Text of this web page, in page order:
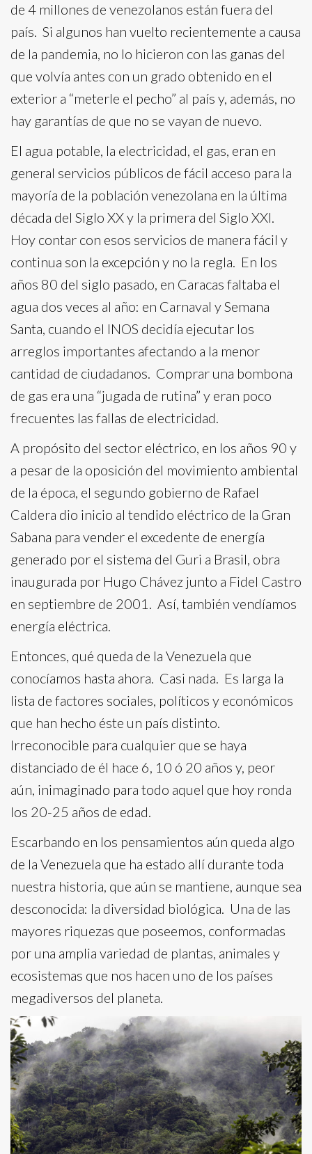
de 4 millones de venezolanos están fuera del
país. Si algunos han vuelto recientemente a causa
de la pandemia, no lo hicieron con las ganas del
que volvía antes con un grado obtenido en el
exterior a “meterle el pecho” al país y, además, no
hay garantías de que no se vayan de nuevo.
El agua potable, la electricidad, el gas, eran en
general servicios públicos de fácil acceso para la
mayoría de la población venezolana en la última
década del Siglo XX y la primera del Siglo XXI.
Hoy contar con esos servicios de manera fácil y
continua son la excepción y no la regla. En los
años 80 del siglo pasado, en Caracas faltaba el
agua dos veces al año: en Carnaval y Semana
Santa, cuando el INOS decidía ejecutar los
arreglos importantes afectando a la menor
cantidad de ciudadanos. Comprar una bombona
de gas era una “jugada de rutina” y eran poco
frecuentes las fallas de electricidad.
A propósito del sector eléctrico, en los años 90 y
a pesar de la oposición del movimiento ambiental
de la época, el segundo gobierno de Rafael
Caldera dio inicio al tendido eléctrico de la Gran
Sabana para vender el excedente de energía
generado por el sistema del Guri a Brasil, obra
inaugurada por Hugo Chávez junto a Fidel Castro
en septiembre de 2001. Así, también vendíamos
energía eléctrica.
Entonces, qué queda de la Venezuela que
conocíamos hasta ahora. Casi nada. Es larga la
lista de factores sociales, políticos y económicos
que han hecho éste un país distinto.
Irreconocible para cualquier que se haya
distanciado de él hace 6, 10 ó 20 años y, peor
aún, inimaginado para todo aquel que hoy ronda
los 20-25 años de edad.
Escarbando en los pensamientos aún queda algo
de la Venezuela que ha estado allí durante toda
nuestra historia, que aún se mantiene, aunque sea
desconocida: la diversidad biológica. Una de las
mayores riquezas que poseemos, conformadas
por una amplia variedad de plantas, animales y
ecosistemas que nos hacen uno de los países
megadiversos del planeta.